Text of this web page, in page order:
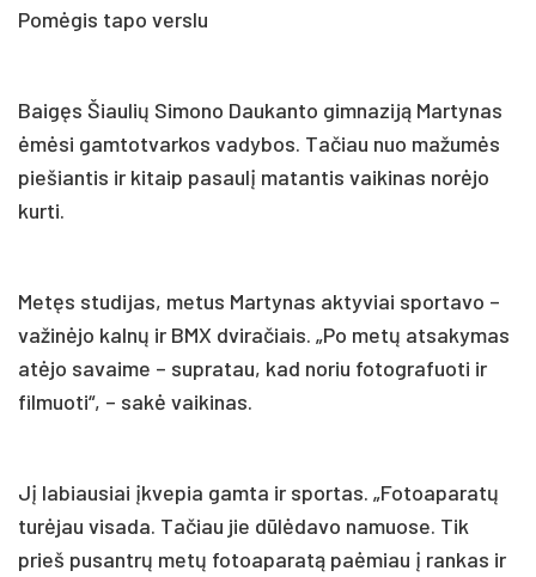
Pomėgis tapo verslu
Baigęs Šiaulių Simono Daukanto gimnaziją Martynas
ėmėsi gamtotvarkos vadybos. Tačiau nuo mažumės
piešiantis ir kitaip pasaulį matantis vaikinas norėjo
kurti.
Metęs studijas, metus Martynas aktyviai sportavo –
važinėjo kalnų ir BMX dviračiais. „Po metų atsakymas
atėjo savaime – supratau, kad noriu fotografuoti ir
filmuoti“, – sakė vaikinas.
Jį labiausiai įkvepia gamta ir sportas. „Fotoaparatų
turėjau visada. Tačiau jie dūlėdavo namuose. Tik
prieš pusantrų metų fotoaparatą paėmiau į rankas ir